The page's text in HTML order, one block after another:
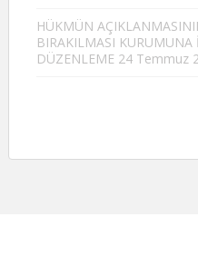
HÜKMÜN
BIRAKILMASI KURUMUNA
DÜZENLEME 24 Temmuz